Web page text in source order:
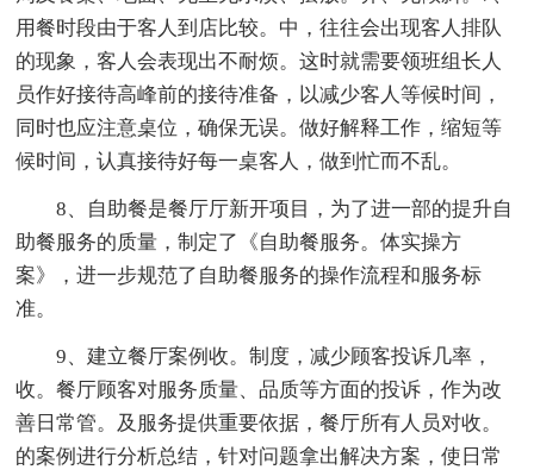
用餐时段由于客人到店比较。中，往往会出现客人排队
的现象，客人会表现出不耐烦。这时就需要领班组长人
员作好接待高峰前的接待准备，以减少客人等候时间，
同时也应注意桌位，确保无误。做好解释工作，缩短等
候时间，认真接待好每一桌客人，做到忙而不乱。
8、自助餐是餐厅厅新开项目，为了进一部的提升自
助餐服务的质量，制定了《自助餐服务。体实操方
案》，进一步规范了自助餐服务的操作流程和服务标
准。
9、建立餐厅案例收。制度，减少顾客投诉几率，
收。餐厅顾客对服务质量、品质等方面的投诉，作为改
善日常管。及服务提供重要依据，餐厅所有人员对收。
的案例进行分析总结，针对问题拿出解决方案，使日常